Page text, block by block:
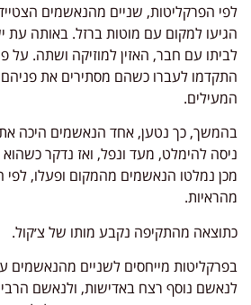
לפי הפרקליטות, שניים מהנאשמים
הגיעו למקום עם מוטות ברזל. באותה
לביתו עם חבר, האזין למוזיקה ושתה. על
התקדמו לעברו כשהם מסתירים את
המעילים.
בהמשך, כך נטען, אחד הנאשמים היכה את
ניסה להימלט, מעד ונפל, ואז נדקר
מכן נמלטו הנאשמים מהמקום ופעלו,
מהראיות.
כתוצאה מהתקיפה נקבע מותו של צ׳קול.
בפרקליטות מייחסים לשניים מהנאשמים
לנאשם נוסף רצח באדישות, ולנאשם